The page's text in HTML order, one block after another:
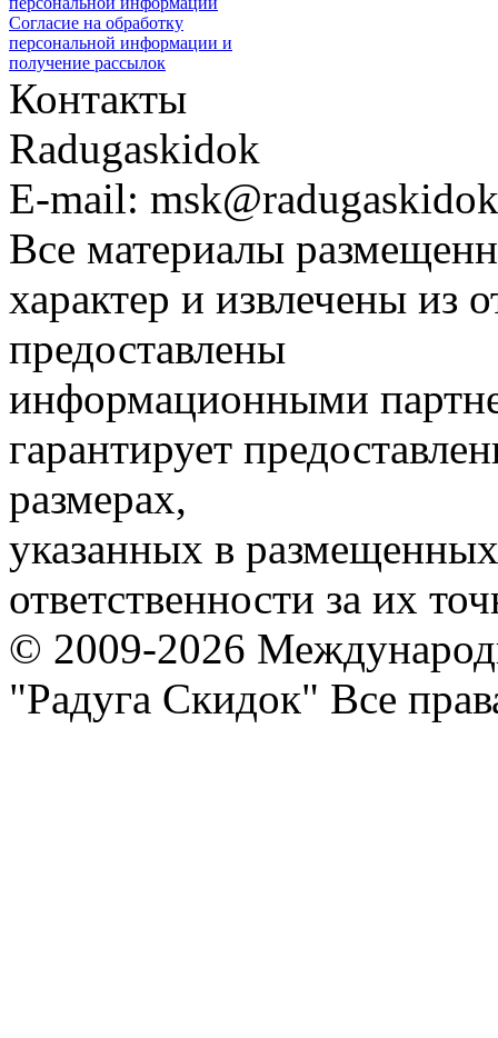
Согласие на обработку
персональной информации и
получение рассылок
Контакты
Radugaskidok
E-mail:
Все материалы
характер и извлечены из
предоставлены
информационными
гарантирует
размерах,
указанных в
ответственности за их
© 2009-2026
"Радуга Скидок" Все